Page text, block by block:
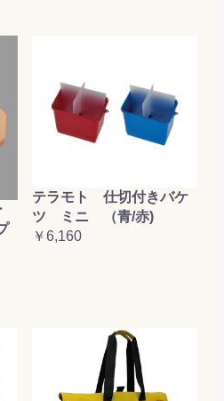
テラモト 仕切付きバケ
ツ ミニ （青/赤)
￥6,160